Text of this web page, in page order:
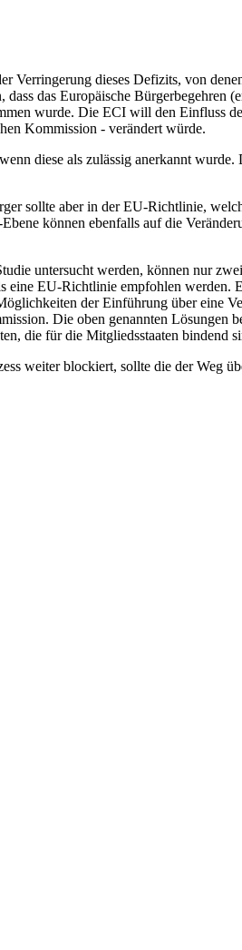
dieses Defizits, von
das Europäische Bürgerbegehren
wurde. Die ECI will den Einfluss
Kommission - verändert würde.
diese als zulässig anerkannt
sollte aber in der EU-Richtlinie,
können ebenfalls auf die
untersucht werden, können nur
EU-Richtlinie empfohlen werden.
der Einführung über eine
Die oben genannten Lösungen
die für die Mitgliedsstaaten bindend
weiter blockiert, sollte die der Weg